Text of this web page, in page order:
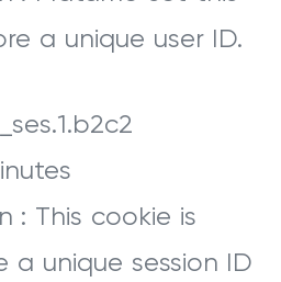
a unique user ID.
: This cookie is
a unique session ID